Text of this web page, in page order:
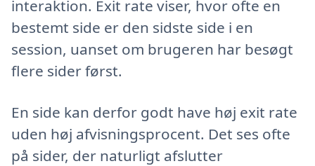
interaktion. Exit rate viser, hvor ofte en
bestemt side er den sidste side i en
session, uanset om brugeren har besøgt
flere sider først.
En side kan derfor godt have høj exit rate
uden høj afvisningsprocent. Det ses ofte
på sider, der naturligt afslutter